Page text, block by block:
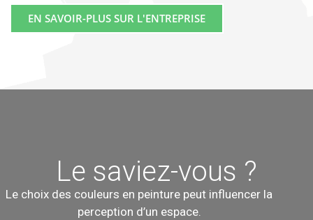
EN SAVOIR-PLUS SUR L'ENTREPRISE
Le saviez-vous ?
Le choix des couleurs en peinture peut influencer la
perception d’un espace.